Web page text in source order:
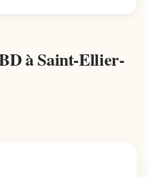
à Saint-Ellier-